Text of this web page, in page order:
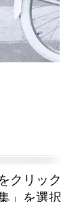
クリック
」を選択